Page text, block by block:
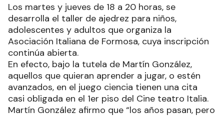
Los martes y jueves de 18 a 20 horas, se
desarrolla el taller de ajedrez para niños,
adolescentes y adultos que organiza la
Asociación Italiana de Formosa, cuya inscripción
continúa abierta.
En efecto, bajo la tutela de Martín González,
aquellos que quieran aprender a jugar, o estén
avanzados, en el juego ciencia tienen una cita
casi obligada en el 1er piso del Cine teatro Italia.
Martín González afirmo que “los años pasan, pero